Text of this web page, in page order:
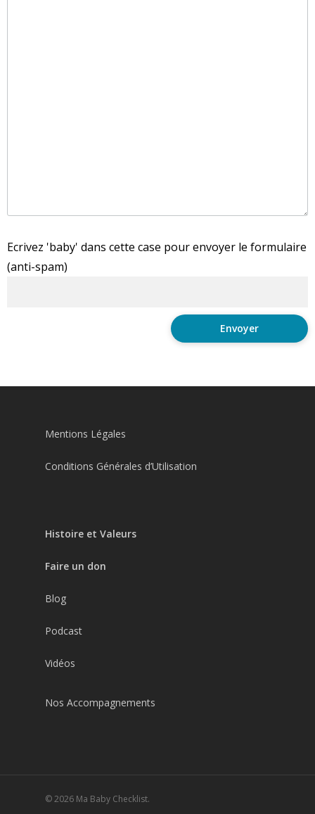
Ecrivez 'baby' dans cette case pour envoyer le formulaire
(anti-spam)
Mentions Légales
Conditions Générales d’Utilisation
Histoire et Valeurs
Faire un don
Blog
Podcast
Vidéos
Nos Accompagnements
© 2026 Ma Baby Checklist.